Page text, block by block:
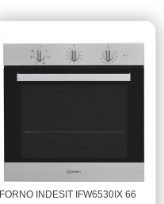
FORNO INDESIT IFW6530IX 66